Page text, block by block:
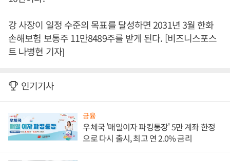
강 사장이 일정 수준의 목표를 달성하면 2031년 3월 한화
손해보험 보통주 11만8489주를 받게 된다. [비즈니스포스
트 나병현 기자]
인기기사
금융
우체국 '매일이자 파킹통장' 5만 계좌 한정
으로 다시 출시, 최고 연 2.0% 금리